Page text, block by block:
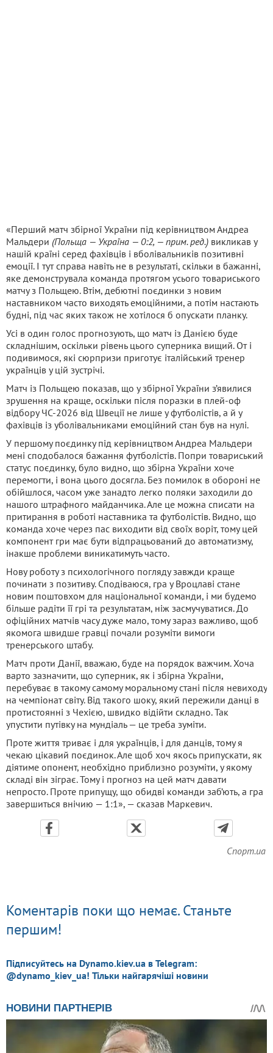
«Перший матч збірної України під керівництвом Андреа
Мальдери (Польща — Україна — 0:2, — прим. ред.) викликав у
нашій країні серед фахівців і вболівальників позитивні
емоції. І тут справа навіть не в результаті, скільки в бажанні,
яке демонструвала команда протягом усього товариського
матчу з Польщею. Втім, дебютні поєдинки з новим
наставником часто виходять емоційними, а потім настають
будні, під час яких також не хотілося б опускати планку.
Усі в один голос прогнозують, що матч із Данією буде
складнішим, оскільки рівень цього суперника вищий. От і
подивимося, які сюрпризи приготує італійський тренер
українців у цій зустрічі.
Матч із Польщею показав, що у збірної України з’явилися
зрушення на краще, оскільки після поразки в плей-оф
відбору ЧС-2026 від Швеції не лише у футболістів, а й у
фахівців із уболівальниками емоційний стан був на нулі.
У першому поєдинку під керівництвом Андреа Мальдери
мені сподобалося бажання футболістів. Попри товариський
статус поєдинку, було видно, що збірна України хоче
перемогти, і вона цього досягла. Без помилок в обороні не
обійшлося, часом уже занадто легко поляки заходили до
нашого штрафного майданчика. Але це можна списати на
притирання в роботі наставника та футболістів. Видно, що
команда хоче через пас виходити від своїх воріт, тому цей
компонент гри має бути відпрацьований до автоматизму,
інакше проблеми виникатимуть часто.
Нову роботу з психологічного погляду завжди краще
починати з позитиву. Сподіваюся, гра у Вроцлаві стане
новим поштовхом для національної команди, і ми будемо
більше радіти її грі та результатам, ніж засмучуватися. До
офіційних матчів часу дуже мало, тому зараз важливо, щоб
якомога швидше гравці почали розуміти вимоги
тренерського штабу.
Матч проти Данії, вважаю, буде на порядок важчим. Хоча
варто зазначити, що суперник, як і збірна України,
перебуває в такому самому моральному стані після невиходу
на чемпіонат світу. Від такого шоку, який пережили данці в
протистоянні з Чехією, швидко відійти складно. Так
упустити путівку на мундіаль — це треба зуміти.
Проте життя триває і для українців, і для данців, тому я
чекаю цікавий поєдинок. Але щоб хоч якось припускати, як
діятиме опонент, необхідно приблизно розуміти, у якому
складі він зіграє. Тому і прогноз на цей матч давати
непросто. Проте припущу, що обидві команди заб’ють, а гра
завершиться внічию — 1:1», — сказав Маркевич.
Спорт.ua
Коментарів поки що немає. Станьте
першим!
Підписуйтесь на Dynamo.kiev.ua в Telegram:
@dynamo_kiev_ua! Тільки найгарячіші новини